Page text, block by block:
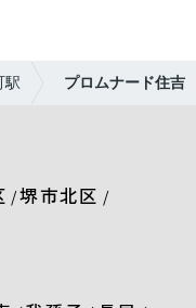
駅 プロムナード住吉
/堺市北区 /